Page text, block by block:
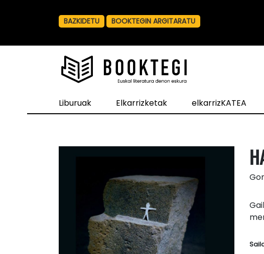
BAZKIDETU BOOKTEGIN ARGITARATU
Liburuak Elkarrizketak elkarrizKATEA